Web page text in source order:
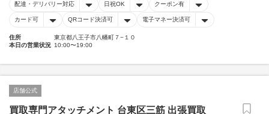
配達・デリバリー対応 日祝OK クーポン有
カード可 QRコード決済可 電子マネー決済可
住所
東京都八王子市八幡町７−１０
本日の営業状況 10:00〜19:00
店舗公式
買取専門アタッチメント 台東区三筋 出張買取